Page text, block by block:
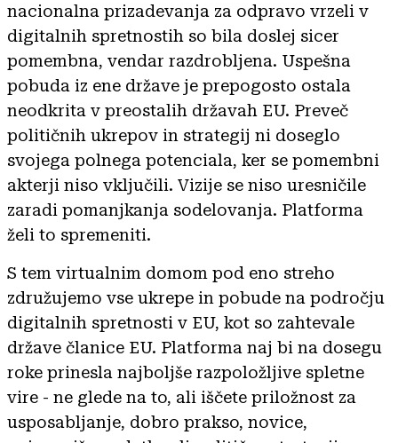
nacionalna prizadevanja za odpravo vrzeli v
digitalnih spretnostih so bila doslej sicer
pomembna, vendar razdrobljena. Uspešna
pobuda iz ene države je prepogosto ostala
neodkrita v preostalih državah EU. Preveč
političnih ukrepov in strategij ni doseglo
svojega polnega potenciala, ker se pomembni
akterji niso vključili. Vizije se niso uresničile
zaradi pomanjkanja sodelovanja. Platforma
želi to spremeniti.
S tem virtualnim domom pod eno streho
združujemo vse ukrepe in pobude na področju
digitalnih spretnosti v EU, kot so zahtevale
države članice EU. Platforma naj bi na dosegu
roke prinesla najboljše razpoložljive spletne
vire - ne glede na to, ali iščete priložnost za
usposabljanje, dobro prakso, novice,